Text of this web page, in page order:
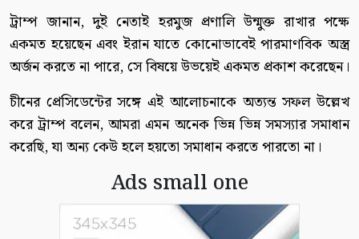
ট্রাম্প জানান, দুই নেতাই হরমুজ প্রণালি উন্মুক্ত রাখার পক্ষে
একমত হয়েছেন এবং ইরান যাতে কোনোভাবেই পারমাণবিক অস্ত্র
অর্জন করতে না পারে, সে বিষয়ে উভয়েই একমত প্রকাশ করেছেন।
চীনের প্রেসিডেন্টের সঙ্গে এই আলোচনাকে অত্যন্ত সফল উল্লেখ
করে ট্রাম্প বলেন, আমরা এমন অনেক ভিন্ন ভিন্ন সমস্যার সমাধান
করেছি, যা অন্য কেউ হলে হয়তো সমাধান করতে পারতো না।
Ads small one